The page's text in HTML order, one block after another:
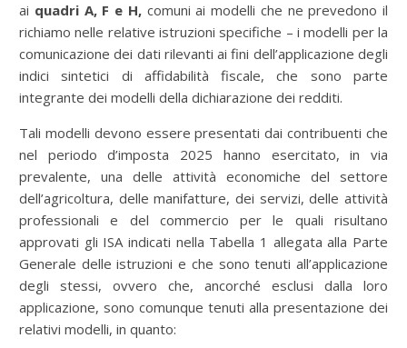
ai quadri A, F e H, comuni ai modelli che ne prevedono il
richiamo nelle relative istruzioni specifiche – i modelli per la
comunicazione dei dati rilevanti ai fini dell’applicazione degli
indici sintetici di affidabilità fiscale, che sono parte
integrante dei modelli della dichiarazione dei redditi.
Tali modelli devono essere presentati dai contribuenti che
nel periodo d’imposta 2025 hanno esercitato, in via
prevalente, una delle attività economiche del settore
dell’agricoltura, delle manifatture, dei servizi, delle attività
professionali e del commercio per le quali risultano
approvati gli ISA indicati nella Tabella 1 allegata alla Parte
Generale delle istruzioni e che sono tenuti all’applicazione
degli stessi, ovvero che, ancorché esclusi dalla loro
applicazione, sono comunque tenuti alla presentazione dei
relativi modelli, in quanto: